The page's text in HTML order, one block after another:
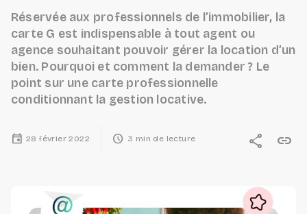
Réservée aux professionnels de l’immobilier, la
carte G est indispensable à tout agent ou
agence souhaitant pouvoir gérer la location d’un
bien. Pourquoi et comment la demander ? Le
point sur une carte professionnelle
conditionnant la gestion locative.
event 28 février 2022 schedule 3 min de lecture share link